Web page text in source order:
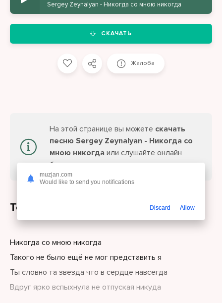
Sergey Zeynalyan - Никогда со мною никогда
СКАЧАТЬ
Жалоба
На этой странице вы можете скачать
песню Sergey Zeynalyan - Никогда со
мною никогда или слушайте онлайн
бесплатно.
Текст песни
Никогда со мною никогда
Такого не было ещё не мог представить я
Ты словно та звезда что в сердце навсегда
Вдруг ярко вспыхнула не отпуская никуда
muzjan.com
Would like to send you notifications
Discard Allow